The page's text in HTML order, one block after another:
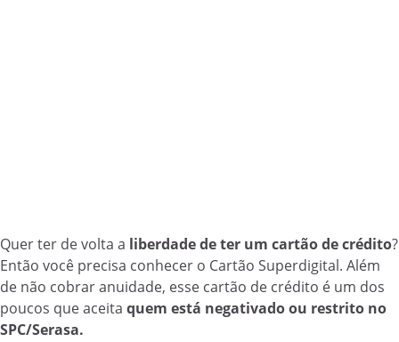
Quer ter de volta a liberdade de ter um cartão de crédito?
Então você precisa conhecer o Cartão Superdigital. Além
de não cobrar anuidade, esse cartão de crédito é um dos
poucos que aceita quem está negativado ou restrito no
SPC/Serasa.